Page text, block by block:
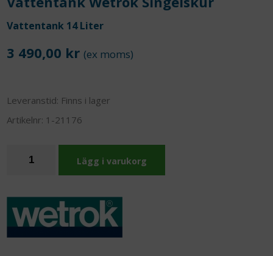
Vattentank 14 Liter
3 490,00 kr (ex moms)
Leveranstid: Finns i lager
Artikelnr: 1-21176
Lägg i varukorg